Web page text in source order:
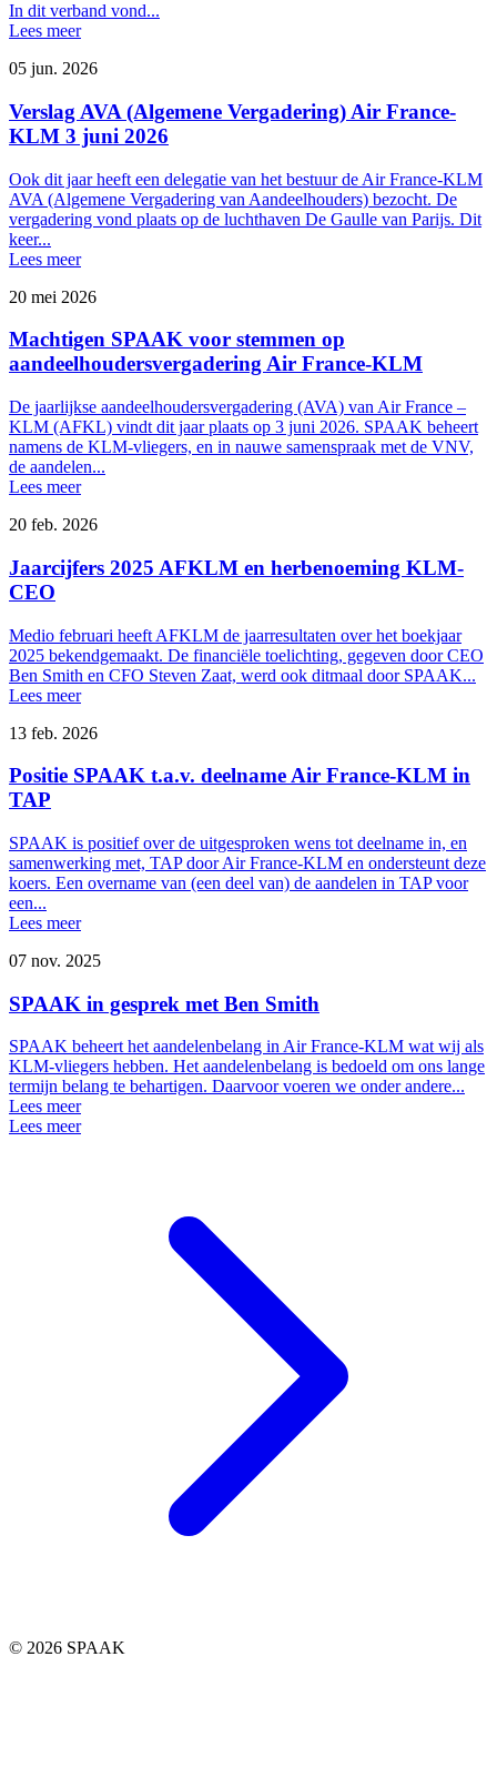
In dit verband vond...
Lees meer
05 jun. 2026
Verslag AVA (Algemene Vergadering) Air France-
KLM 3 juni 2026
Ook dit jaar heeft een delegatie van het bestuur de Air France-KLM
AVA (Algemene Vergadering van Aandeelhouders) bezocht. De
vergadering vond plaats op de luchthaven De Gaulle van Parijs. Dit
keer...
Lees meer
20 mei 2026
Machtigen SPAAK voor stemmen op
aandeelhoudersvergadering Air France-KLM
De jaarlijkse aandeelhoudersvergadering (AVA) van Air France –
KLM (AFKL) vindt dit jaar plaats op 3 juni 2026. SPAAK beheert
namens de KLM-vliegers, en in nauwe samenspraak met de VNV,
de aandelen...
Lees meer
20 feb. 2026
Jaarcijfers 2025 AFKLM en herbenoeming KLM-
CEO
Medio februari heeft AFKLM de jaarresultaten over het boekjaar
2025 bekendgemaakt. De financiële toelichting, gegeven door CEO
Ben Smith en CFO Steven Zaat, werd ook ditmaal door SPAAK...
Lees meer
13 feb. 2026
Positie SPAAK t.a.v. deelname Air France-KLM in
TAP
SPAAK is positief over de uitgesproken wens tot deelname in, en
samenwerking met, TAP door Air France-KLM en ondersteunt deze
koers. Een overname van (een deel van) de aandelen in TAP voor
een...
Lees meer
07 nov. 2025
SPAAK in gesprek met Ben Smith
SPAAK beheert het aandelenbelang in Air France-KLM wat wij als
KLM-vliegers hebben. Het aandelenbelang is bedoeld om ons lange
termijn belang te behartigen. Daarvoor voeren we onder andere...
Lees meer
Lees meer
© 2026 SPAAK